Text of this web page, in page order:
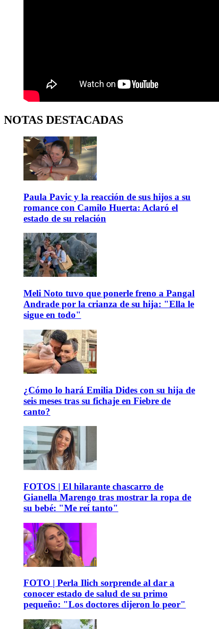
NOTAS DESTACADAS
Paula Pavic y la reacción de sus hijos a su
romance con Camilo Huerta: Aclaró el
estado de su relación
Meli Noto tuvo que ponerle freno a Pangal
Andrade por la crianza de su hija: "Ella le
sigue en todo"
¿Cómo lo hará Emilia Dides con su hija de
seis meses tras su fichaje en Fiebre de
canto?
FOTOS | El hilarante chascarro de
Gianella Marengo tras mostrar la ropa de
su bebé: "Me reí tanto"
FOTO | Perla Ilich sorprende al dar a
conocer estado de salud de su primo
pequeño: "Los doctores dijeron lo peor"